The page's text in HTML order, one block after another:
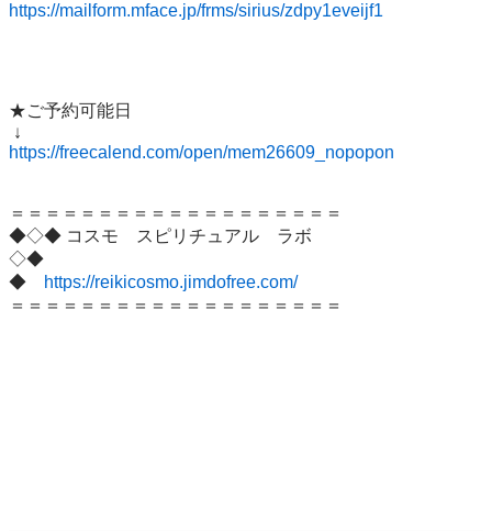
https://mailform.mface.jp/frms/sirius/zdpy1eveijf1
★ご予約可能日
https://freecalend.com/open/mem26609_nopopon
＝＝＝＝＝＝＝＝＝＝＝＝＝＝＝＝＝＝＝
◆◇◆ コスモ　スピリチュアル　ラボ
◇◆
◆
https://reikicosmo.jimdofree.com/
＝＝＝＝＝＝＝＝＝＝＝＝＝＝＝＝＝＝＝